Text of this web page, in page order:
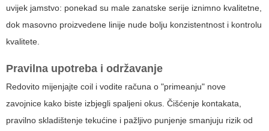
uvijek jamstvo: ponekad su male zanatske serije iznimno kvalitetne,
dok masovno proizvedene linije nude bolju konzistentnost i kontrolu
kvalitete.
Pravilna upotreba i održavanje
Redovito mijenjajte coil i vodite računa o "primeanju" nove
zavojnice kako biste izbjegli spaljeni okus. Čišćenje kontakata,
pravilno skladištenje tekućine i pažljivo punjenje smanjuju rizik od